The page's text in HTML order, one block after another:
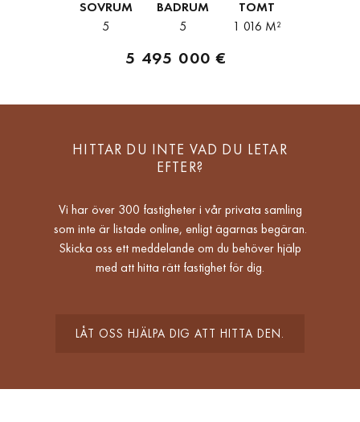
arkitektur och modern...
SOVRUM
5
BADRUM
5
TOMT
1 016 M²
5 495 000 €
HITTAR DU INTE VAD DU LETAR
EFTER?
Vi har över 300 fastigheter i vår privata samling
som inte är listade online, enligt ägarnas begäran.
Skicka oss ett meddelande om du behöver hjälp
med att hitta rätt fastighet för dig.
LÅT OSS HJÄLPA DIG ATT HITTA DEN.